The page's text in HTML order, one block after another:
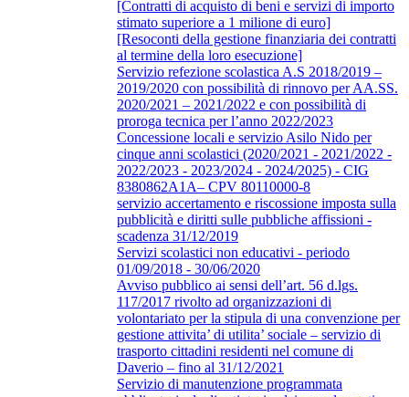
[Contratti di acquisto di beni e servizi di importo
stimato superiore a 1 milione di euro]
[Resoconti della gestione finanziaria dei contratti
al termine della loro esecuzione]
Servizio refezione scolastica A.S 2018/2019 –
2019/2020 con possibilità di rinnovo per AA.SS.
2020/2021 – 2021/2022 e con possibilità di
proroga tecnica per l’anno 2022/2023
Concessione locali e servizio Asilo Nido per
cinque anni scolastici (2020/2021 - 2021/2022 -
2022/2023 - 2023/2024 - 2024/2025) - CIG
8380862A1A– CPV 80110000-8
servizio accertamento e riscossione imposta sulla
pubblicità e diritti sulle pubbliche affissioni -
scadenza 31/12/2019
Servizi scolastici non educativi - periodo
01/09/2018 - 30/06/2020
Avviso pubblico ai sensi dell’art. 56 d.lgs.
117/2017 rivolto ad organizzazioni di
volontariato per la stipula di una convenzione per
gestione attivita’ di utilita’ sociale – servizio di
trasporto cittadini residenti nel comune di
Daverio – fino al 31/12/2021
Servizio di manutenzione programmata